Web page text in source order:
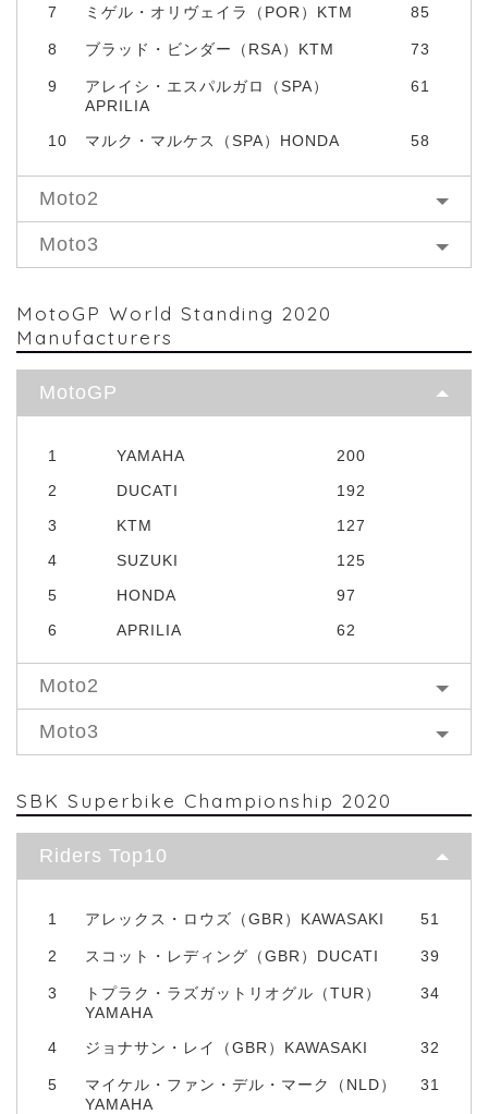
7 ミゲル・オリヴェイラ（POR）KTM 85
8 ブラッド・ビンダー（RSA）KTM 73
9
アレイシ・エスパルガロ（SPA）
APRILIA
61
10 マルク・マルケス（SPA）HONDA 58
Moto2
Moto3
MotoGP World Standing 2020
Manufacturers
MotoGP
1 YAMAHA
200
2
DUCATI
192
3
KTM
127
4
SUZUKI
125
5
HONDA
97
6
APRILIA 62
Moto2
Moto3
SBK Superbike Championship 2020
Riders Top10
1 アレックス・ロウズ（GBR）KAWASAKI 51
2 スコット・レディング（GBR）DUCATI 39
3
トプラク・ラズガットリオグル（TUR）
YAMAHA
34
4 ジョナサン・レイ（GBR）KAWASAKI 32
5
マイケル・ファン・デル・マーク（NLD）
YAMAHA
31